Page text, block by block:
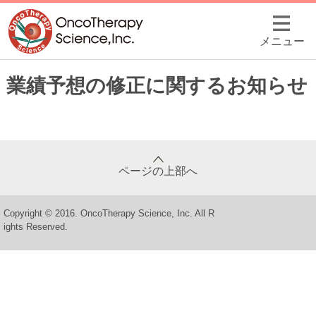
メニュー
業績予想の修正に関するお知らせ
ページの上部へ
Copyright © 2016. OncoTherapy Science, Inc. All R
ights Reserved.